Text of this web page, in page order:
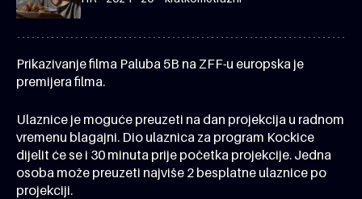
Prikazivanje filma Paluba 5B na ZFF-u europska je
premijera filma.
Ulaznice je moguće preuzeti na dan projekcija u radnom
vremenu blagajni. Dio ulaznica za program Kockice
dijelit će se i 30 minuta prije početka projekcije. Jedna
osoba može preuzeti najviše 2 besplatne ulaznice po
projekciji.